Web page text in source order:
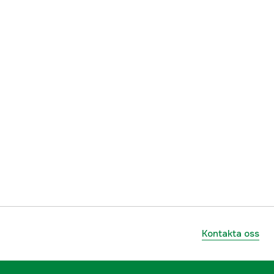
Kontakta oss